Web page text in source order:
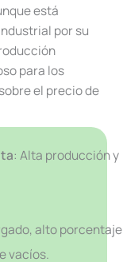
está
por su
para los
el precio de
: Alta producción y
alto porcentaje
vacíos.